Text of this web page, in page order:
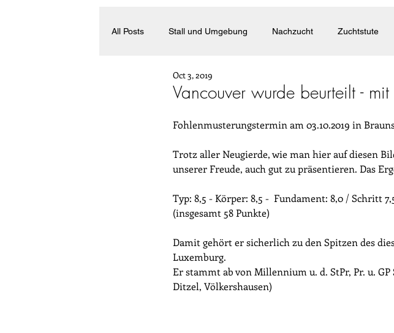
All Posts Stall und Umgebung Nachzucht Zuchtstute
Verkaufspferde
Vancouver wurde beurteilt -
Oct 3, 2019
Fohlenmusterungstermin am 03.10.2019 in
Trotz aller Neugierde, wie man hier auf diesen
unserer Freude, auch gut zu präsentieren. Das
Typ: 8,5 - Körper: 8,5 -  Fundament: 8,0 / Schritt
(insgesamt 58 Punkte)
Damit gehört er sicherlich zu den Spitzen des
Luxemburg.
Er stammt ab von Millennium u. d. StPr, Pr. u.
Ditzel, Völkershausen)